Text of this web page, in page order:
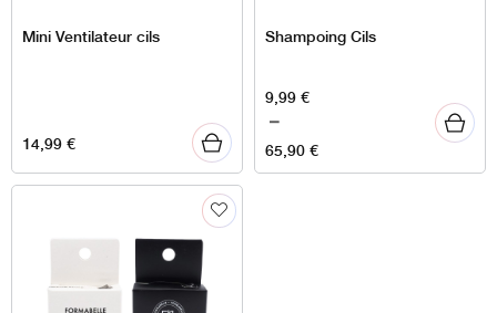
Mini Ventilateur cils
14,99€
Shampoing Cils
9,99€
–
65,90€
Plage
de
prix :
9,99 €